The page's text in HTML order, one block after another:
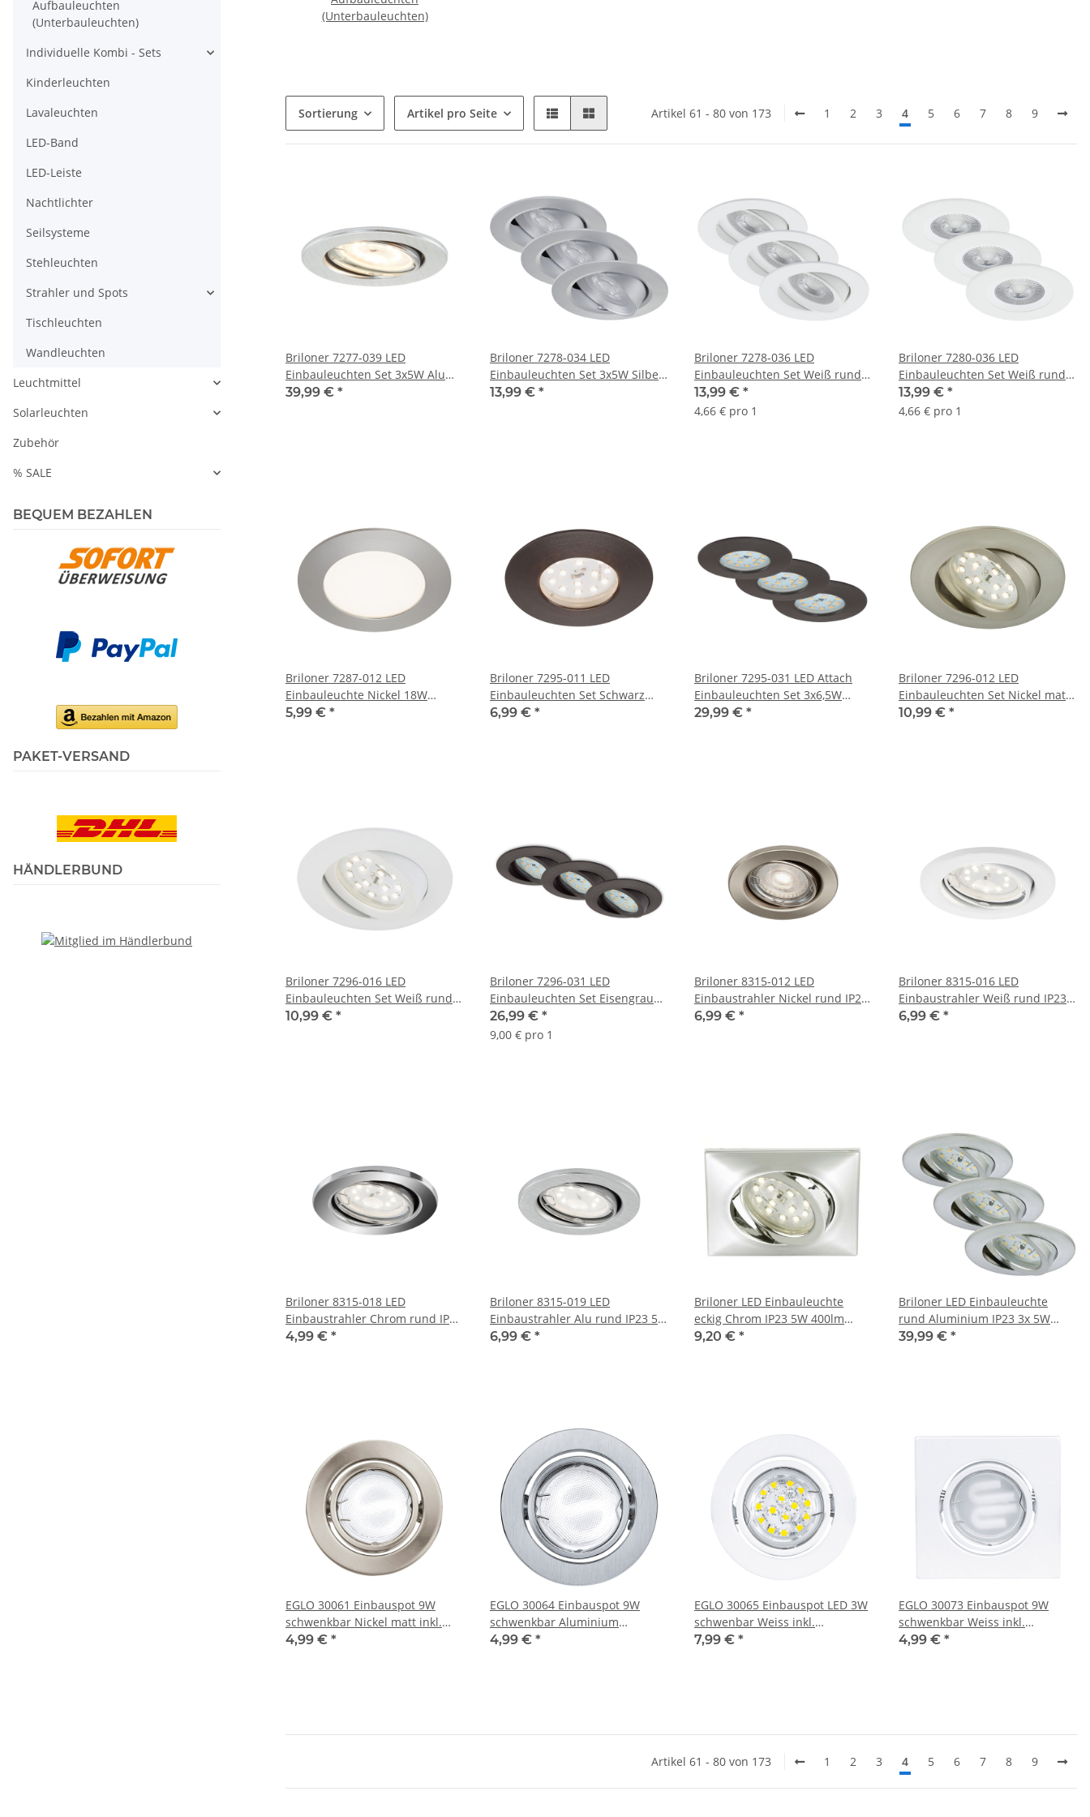
(Unterbauleuchten)
Sortierung Artikel pro Seite Artikel 61 - 80 von 173 1 2 3 4 5 6 7 8 9
Briloner 7277-039 LED
Einbauleuchten Set 3x5W Alu
GU10 Dimmschaltbar IP23 inkl.
39,99 € *
Briloner 7278-034 LED
Einbauleuchten Set 3x5W Silber
Kunststoff IP23 inkl.
13,99 € *
Briloner 7278-036 LED
Einbauleuchten Set Weiß rund
3x5W IP23 schwenkbar inkl.
Leuchtmittel
13,99 € *
4,66 € pro 1
Briloner 7280-036 LED
Einbauleuchten Set Weiß rund
3x5W IP23 inkl. Leuchtmittel
13,99 € *
4,66 € pro 1
Briloner 7287-012 LED
Einbauleuchte Nickel 18W
1800lm 4000K neutralweiß
5,99 € *
Briloner 7295-011 LED
Einbauleuchten Set Schwarz
rund 6,5W IP44 3-Stufen-
6,99 € *
Briloner 7295-031 LED Attach
Einbauleuchten Set 3x6,5W
Industrial Dimmschaltbar IP44
29,99 € *
Briloner 7296-012 LED
Einbauleuchten Set Nickel matt
rund 6,5W IP23 schwenkbar 3-
10,99 € *
Briloner 7296-016 LED
Einbauleuchten Set Weiß rund
6,5W IP23 schwenkbar 3-Stufen-
10,99 € *
Briloner 7296-031 LED
Einbauleuchten Set Eisengrau
rund 3x6,5W IP23 schwenkbar 3-
Stufen-Dimmbar inkl.
26,99 € *
9,00 € pro 1
Briloner 8315-012 LED
Einbaustrahler Nickel rund IP23
5W GU10 schwenkbar inkl.
6,99 € *
Briloner 8315-016 LED
Einbaustrahler Weiß rund IP23
5W GU10 schwenkbar inkl.
6,99 € *
Briloner 8315-018 LED
Einbaustrahler Chrom rund IP23
5W GU10 schwenkbar inkl.
4,99 € *
Briloner 8315-019 LED
Einbaustrahler Alu rund IP23 5W
GU10 schwenkbar inkl.
6,99 € *
Briloner LED Einbauleuchte
eckig Chrom IP23 5W 400lm
warmweiß 3000K
9,20 € *
Briloner LED Einbauleuchte
rund Aluminium IP23 3x 5W
400lm warmweiß 3000K
39,99 € *
EGLO 30061 Einbauspot 9W
schwenkbar Nickel matt inkl.
Leuchtmittel
4,99 € *
EGLO 30064 Einbauspot 9W
schwenkbar Aluminium
gebürstet inkl. Leuchtmittel
4,99 € *
EGLO 30065 Einbauspot LED 3W
schwenbar Weiss inkl.
Leuchtmittel
7,99 € *
EGLO 30073 Einbauspot 9W
schwenkbar Weiss inkl.
Leuchtmittel
4,99 € *
Artikel 61 - 80 von 173 1 2 3 4 5 6 7 8 9
Aufbauleuchten
(Unterbauleuchten)
Individuelle Kombi - Sets
Kinderleuchten
Lavaleuchten
LED-Band
LED-Leiste
Nachtlichter
Seilsysteme
Stehleuchten
Strahler und Spots
Tischleuchten
Wandleuchten
Leuchtmittel
Solarleuchten
Zubehör
% SALE
BEQUEM BEZAHLEN
PAKET-VERSAND
HÄNDLERBUND